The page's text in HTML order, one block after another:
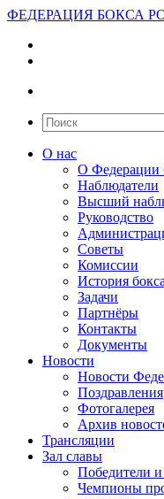
ФЕДЕРАЦИЯ БОКСА
О нас
О Федерации
Наблюдатели
Высший
Руководство
Советы
Комиссии
История
Задачи
Партнёры
Контакты
Документы
Новости
Новости
Поздравления
Фотогалерея
Архив
Трансляции
Зал славы
Победители
Чемпионы